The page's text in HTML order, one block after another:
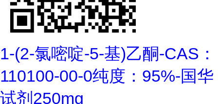
1-(2-氯嘧啶-5-基)乙酮-CAS：
110100-00-0纯度：95%-国华
试剂250mg